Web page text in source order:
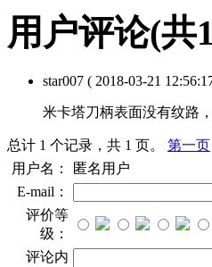
用户评论(共1
star007 ( 2018-03-21
米卡塔刀柄表面没有纹路
总计 1 个记录，共 1 页。 第一页
用户名：
匿名用户
E-mail：
评价等
级：
评论内